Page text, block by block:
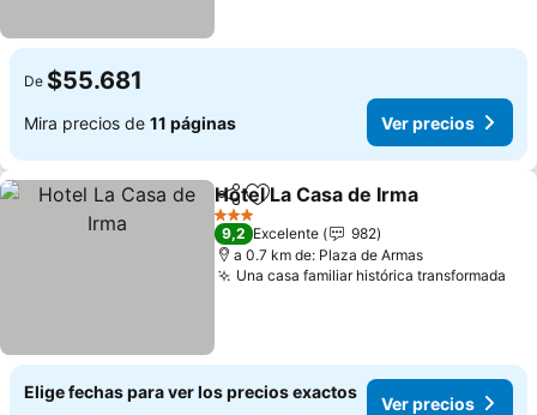
De $55.681
Mira precios de 11 páginas Ver precios
CompartirAgregar a favoritos
Hotel La Casa de Irma
3 Estrellas
9,2 Excelente
982
a 0.7 km de: Plaza de Armas
Una casa familiar histórica transformada
Elige fechas para ver los precios exactos
Ver precios